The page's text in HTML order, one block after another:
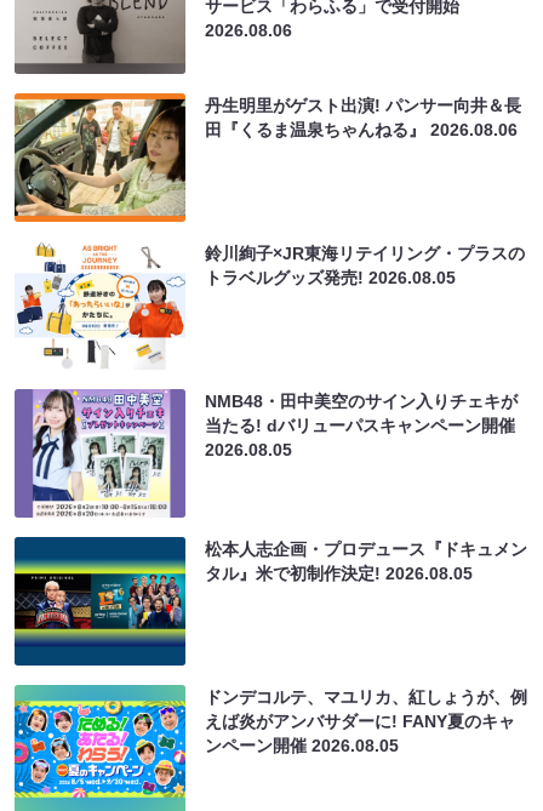
サービス「わらふる」で受付開始
2026.08.06
丹生明里がゲスト出演! パンサー向井＆長
田『くるま温泉ちゃんねる』2026.08.06
鈴川絢子×JR東海リテイリング・プラスの
トラベルグッズ発売!2026.08.05
NMB48・田中美空のサイン入りチェキが
当たる! dバリューパスキャンペーン開催
2026.08.05
松本人志企画・プロデュース『ドキュメン
タル』米で初制作決定!2026.08.05
ドンデコルテ、マユリカ、紅しょうが、例
えば炎がアンバサダーに! FANY夏のキャ
ンペーン開催2026.08.05